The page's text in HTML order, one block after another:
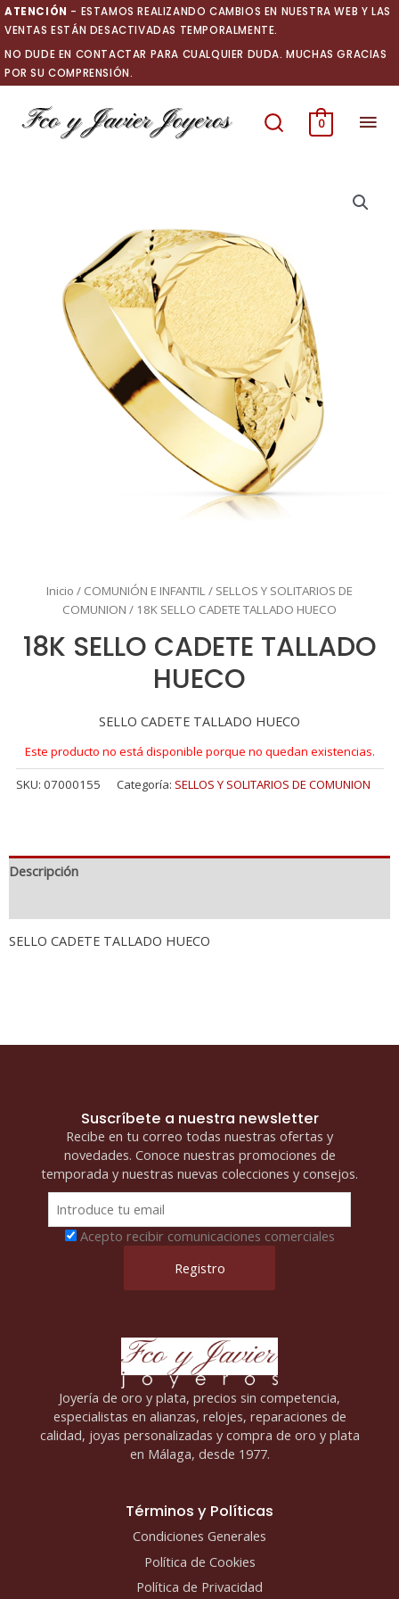
Ir
al
contenido
ATENCIÓN - ESTAMOS REALIZANDO CAMBIOS EN NUESTRA WEB Y LAS
VENTAS ESTÁN DESACTIVADAS TEMPORALMENTE.
NO DUDE EN CONTACTAR PARA CUALQUIER DUDA. MUCHAS GRACIAS
POR SU COMPRENSIÓN.
0
Inicio / COMUNIÓN E INFANTIL / SELLOS Y SOLITARIOS DE
COMUNION / 18K SELLO CADETE TALLADO HUECO
18K SELLO CADETE TALLADO
HUECO
SELLO CADETE TALLADO HUECO
Este producto no está disponible porque no quedan existencias.
SKU: 07000155 Categoría: SELLOS Y SOLITARIOS DE COMUNION
Descripción
SELLO CADETE TALLADO HUECO
Suscríbete a nuestra newsletter
Recibe en tu correo todas nuestras ofertas y
novedades. Conoce nuestras promociones de
temporada y nuestras nuevas colecciones y consejos.
Acepto recibir comunicaciones comerciales
Joyería de oro y plata, precios sin competencia,
especialistas en alianzas, relojes, reparaciones de
calidad, joyas personalizadas y compra de oro y plata
en Málaga, desde 1977.
Términos y Políticas
Condiciones Generales
Política de Cookies
Política de Privacidad